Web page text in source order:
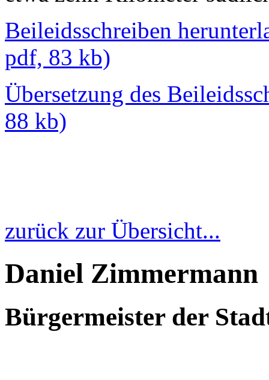
Beileidsschreiben
pdf, 83 kb)
Übersetzung des
88 kb)
zurück zur Übersicht...
Daniel Zimmermann
Bürgermeister der